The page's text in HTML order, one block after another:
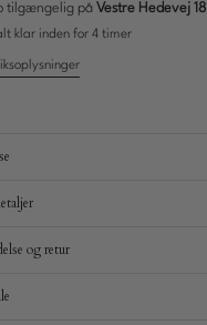
tilgængelig på Vestre Hedevej 18
klar inden for 4 timer
og retur